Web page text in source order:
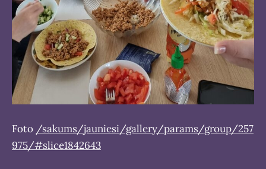
Foto /sakums/jauniesi/gallery/params/group/257
975/#slice1842643